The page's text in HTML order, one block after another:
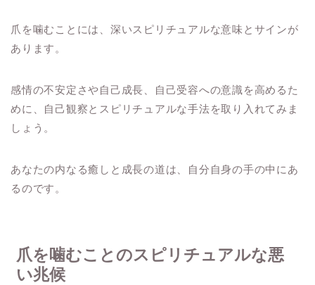
爪を噛むことには、深いスピリチュアルな意味とサインが
あります。
感情の不安定さや自己成長、自己受容への意識を高めるた
めに、自己観察とスピリチュアルな手法を取り入れてみま
しょう。
あなたの内なる癒しと成長の道は、自分自身の手の中にあ
るのです。
爪を噛むことのスピリチュアルな悪
い兆候